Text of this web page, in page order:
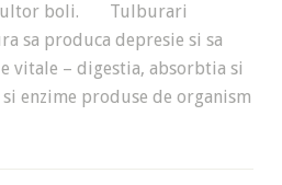
boli. Tulburari
sa produca depresie si sa
vitale – digestia, absorbtia si
enzime produse de organism